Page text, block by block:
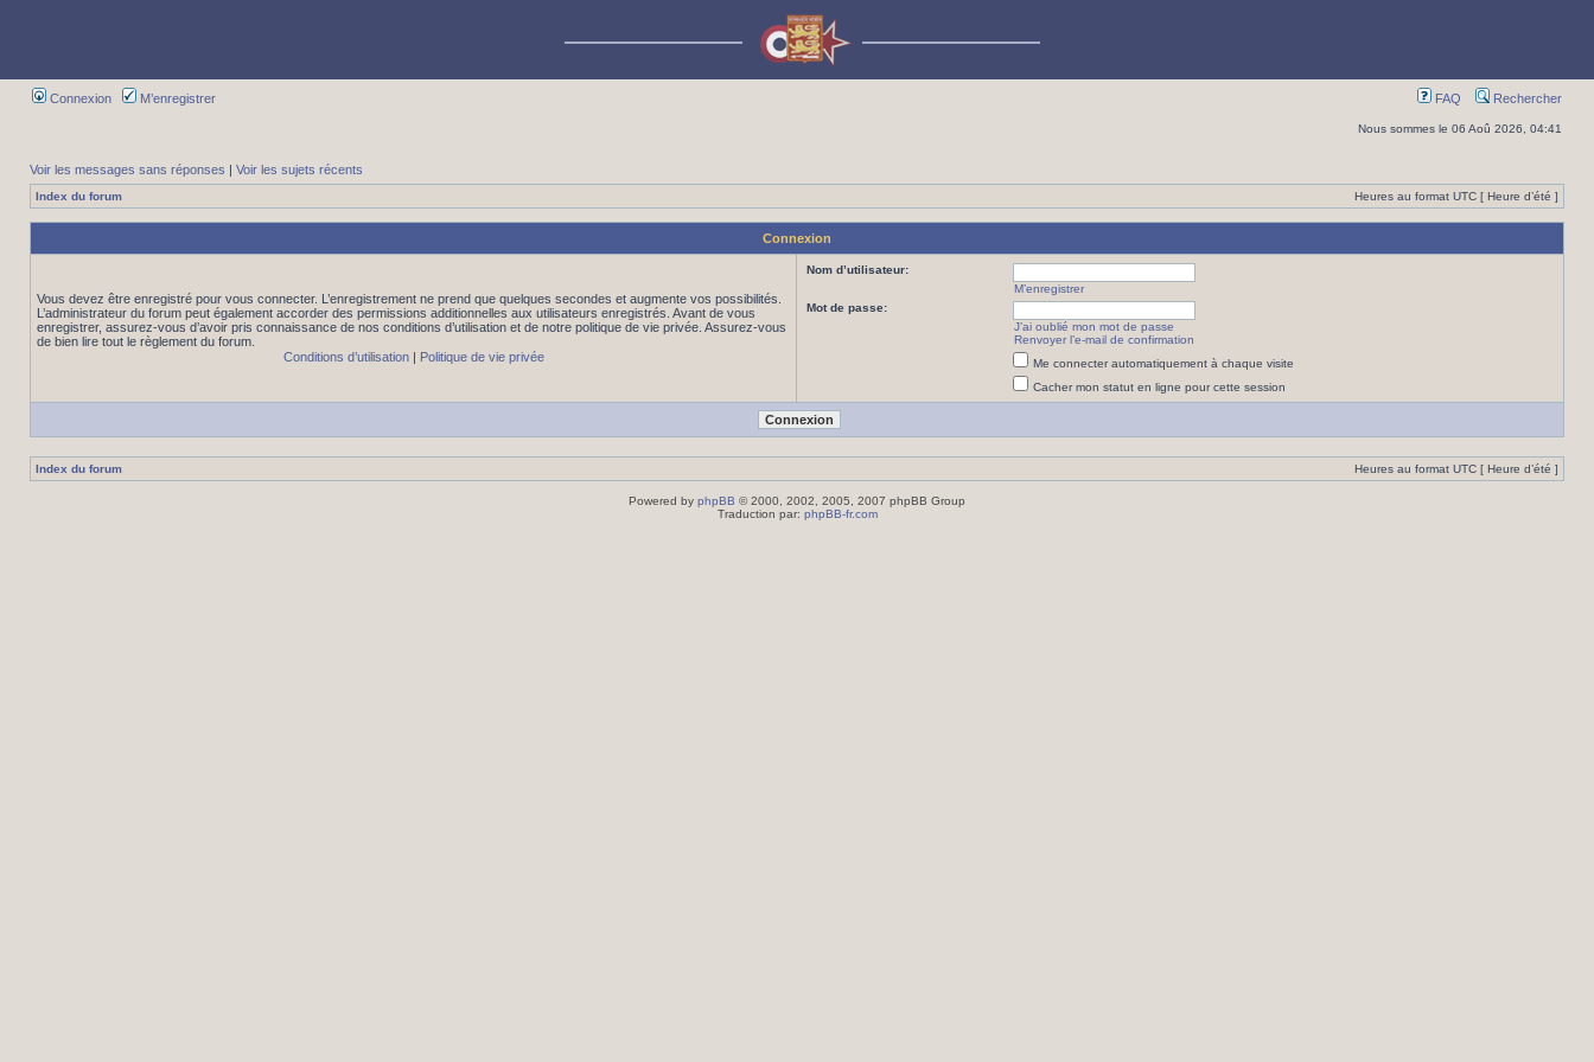
Connexion M’enregistrer FAQ Rechercher
Nous sommes le 06 Aoû 2026, 04:41
Voir les messages sans réponses | Voir les sujets récents
Index du forum Heures au format UTC [ Heure d’été ]
Connexion
Vous devez être enregistré pour vous connecter. L’enregistrement ne prend que quelques secondes et augmente vos possibilités.
L’administrateur du forum peut également accorder des permissions additionnelles aux utilisateurs enregistrés. Avant de vous
enregistrer, assurez-vous d’avoir pris connaissance de nos conditions d’utilisation et de notre politique de vie privée. Assurez-vous
de bien lire tout le règlement du forum.
Conditions d’utilisation| Politique de vie privée
Nom d’utilisateur:
M’enregistrer
Mot de passe:
J’ai oublié mon mot de passe
Renvoyer l’e-mail de confirmation
Me connecter automatiquement à chaque visite
Cacher mon statut en ligne pour cette session
Index du forum Heures au format UTC [ Heure d’été ]
Powered by phpBB © 2000, 2002, 2005, 2007 phpBB Group
Traduction par: phpBB-fr.com